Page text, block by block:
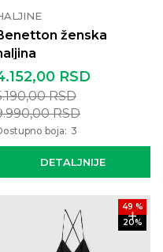
ženska
DETALJNIJE
RSD
RSD
RSD
boja: 3
49 %
20%